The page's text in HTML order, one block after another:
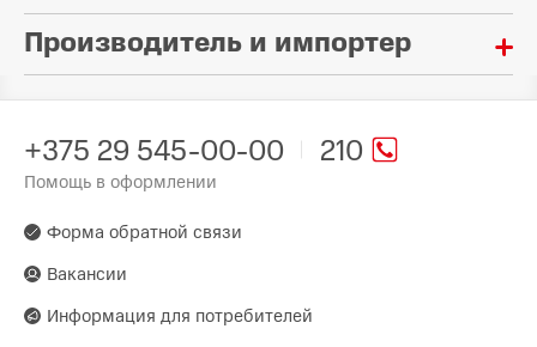
802.11n (Wi-Fi 4)
Комплектация:
Инструкция / Дата кабель
Длина:
68 мм
128 мм
Вес устройства:
156 г
Поддержка MIMO:
2 x 2
1
Протоколы безопасности беспроводной сети:
300 Мбит/с
Диапазон частот:
Производитель и импортер
Произведено в стране:
Производитель:
Островитянова, д. 11 к. 1, +74956468636,
info@netcraze.ru
ООО "Датастрим ДЕП", 220113, г.Минск,
210
+375 29 545-00-00
Помощь в оформлении
Форма обратной связи
Вакансии
Информация для потребителей